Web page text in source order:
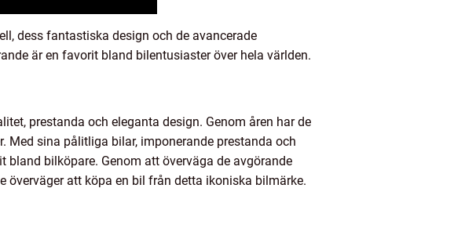
dess fantastiska design och de avancerade
är en favorit bland bilentusiaster över hela världen.
prestanda och eleganta design. Genom åren har de
Med sina pålitliga bilar, imponerande prestanda och
bilköpare. Genom att överväga de avgörande
att köpa en bil från detta ikoniska bilmärke.